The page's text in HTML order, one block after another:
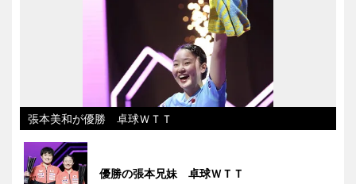
張本美和が優勝 卓球ＷＴＴ
優勝の張本兄妹 卓球ＷＴＴ